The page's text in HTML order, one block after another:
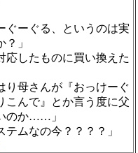
ぐーぐる、というのは実
」
応したものに買い換えた
母さんが『おっけーぐ
こんで』とか言う度に父
のか……」
テムなの今？？？？」